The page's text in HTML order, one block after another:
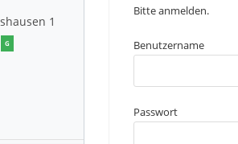
1
G
Bitte anmelden.
Benutzername
Passwort